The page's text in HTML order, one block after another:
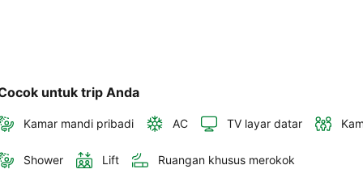
untuk trip Anda
Kamar mandi pribadi AC TV layar datar
Shower Lift Ruangan khusus merokok